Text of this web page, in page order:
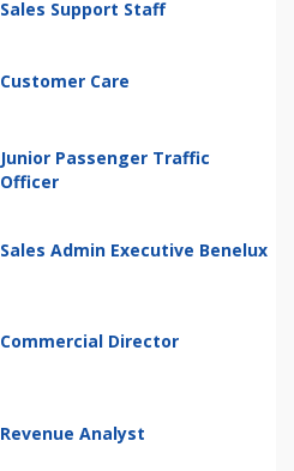
Sales Support Staff
Customer Care
Junior Passenger Traffic
Officer
Sales Admin Executive Benelux
Commercial Director
Revenue Analyst